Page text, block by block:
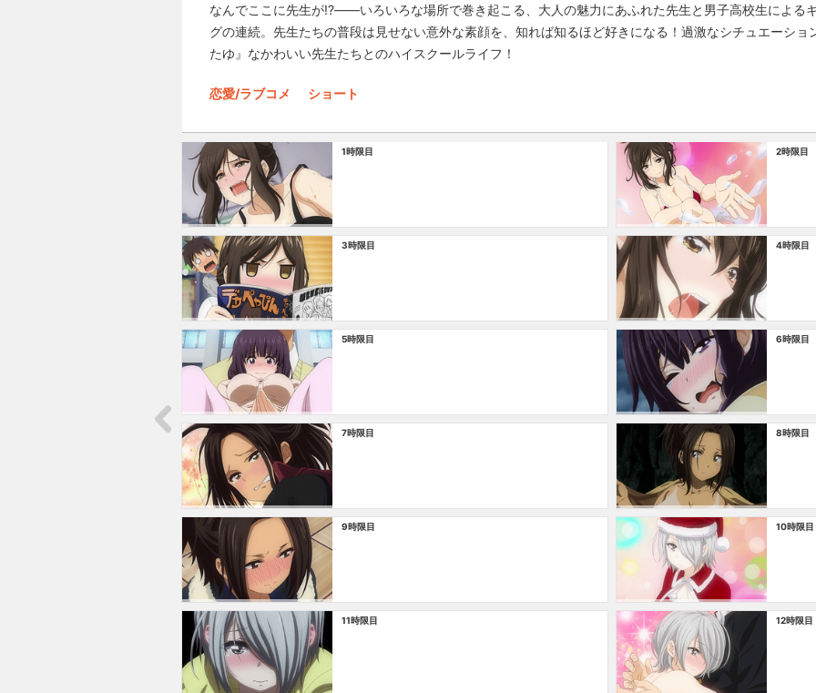
なんでここに先生が!?――いろいろな場所で巻き起こる、大人の魅力にあふれた先生と男子高校生による
グの連続。先生たちの普段は見せない意外な素顔を、知れば知るほど好きになる！過激なシチュエーシ
たゆ』なかわいい先生たちとのハイスクールライフ！
恋愛/ラブコメ ショート
1時限目 2時限目
3時限目 4時限目
5時限目 6時限目
7時限目 8時限目
9時限目 10時限目
11時限目 12時限目